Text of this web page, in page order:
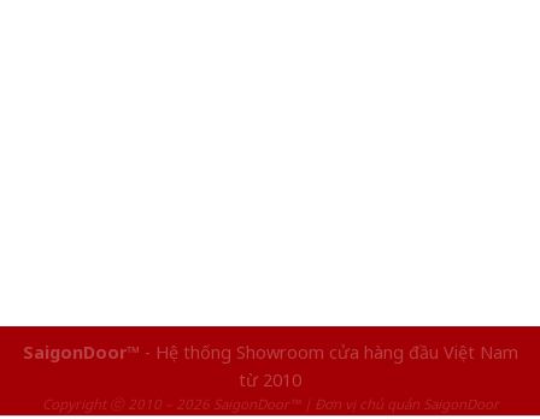
SaigonDoor™ - Hệ thống Showroom cửa hàng đầu Việt Nam
từ 2010
Copyright ⓒ 2010 – 2026 SaigonDoor™ | Đơn vị chủ quản SaigonDoor